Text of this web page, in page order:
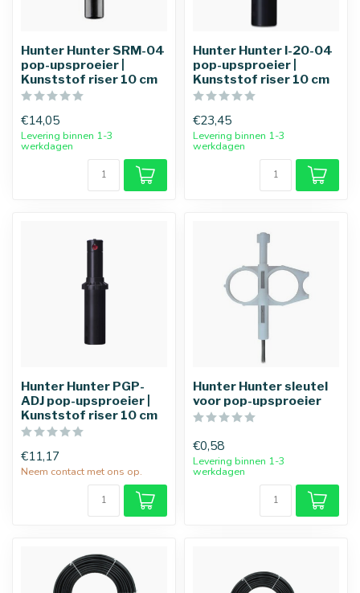
Hunter Hunter SRM-04
pop-upsproeier |
Kunststof riser 10 cm
€14,05
Levering binnen 1-3
werkdagen
Hunter Hunter l-20-04
pop-upsproeier |
Kunststof riser 10 cm
€23,45
Levering binnen 1-3
werkdagen
Hunter Hunter PGP-
ADJ pop-upsproeier |
Kunststof riser 10 cm
€11,17
Neem contact met ons op.
Hunter Hunter sleutel
voor pop-upsproeier
€0,58
Levering binnen 1-3
werkdagen